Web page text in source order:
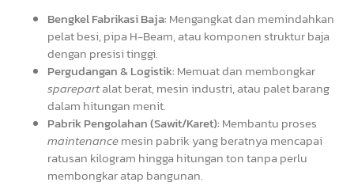
Bengkel Fabrikasi Baja: Mengangkat dan memindahkan
pelat besi, pipa H-Beam, atau komponen struktur baja
dengan presisi tinggi.
Pergudangan & Logistik: Memuat dan membongkar
sparepartalat berat, mesin industri, atau palet barang
dalam hitungan menit.
Pabrik Pengolahan (Sawit/Karet): Membantu proses
maintenancemesin pabrik yang beratnya mencapai
ratusan kilogram hingga hitungan ton tanpa perlu
membongkar atap bangunan.